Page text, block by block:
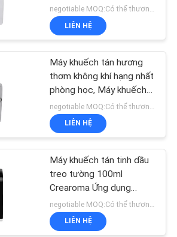
Kiểm soát ứng dụng wifinegotiable MOQ:Có thể thương lượng
LIÊN HỆ
Máy khuếch tán hương
thơm không khí hạng nhất
phòng học, Máy khuếch
tán hương thơm điện
35dba độ ồn
LIÊN HỆ
Máy khuếch tán tinh dầu
treo tường 100ml
Crearoma Ứng dụng
phòng khách sạn
LIÊN HỆ